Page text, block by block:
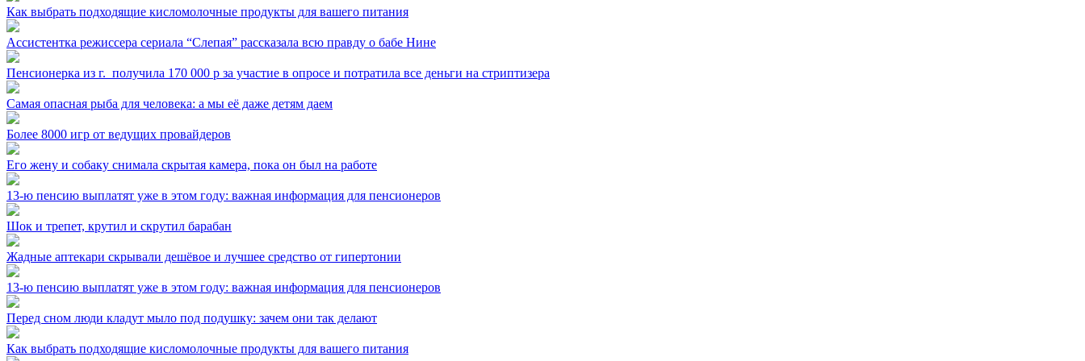
Как выбрать подходящие кисломолочные продукты для вашего питания
Ассистентка режиссера сериала “Слепая” рассказала всю правду о бабе Нине
Пенсионерка из г. ⁣ получила 170 000 р за участие в опросе и потратила все деньги на стриптизера
Самая опасная рыба для человека: а мы её даже детям даем
Более 8000 игр от ведущих провайдеров
Его жену и собаку снимала скрытая камера, пока он был на работе
13-ю пенсию выплатят уже в этом году: важная информация для пенсионеров
Шок и трепет, крутил и скрутил барабан
Жадные аптекари скрывали дешёвое и лучшее средство от гипертонии
13-ю пенсию выплатят уже в этом году: важная информация для пенсионеров
Перед сном люди кладут мыло под подушку: зачем они так делают
Как выбрать подходящие кисломолочные продукты для вашего питания